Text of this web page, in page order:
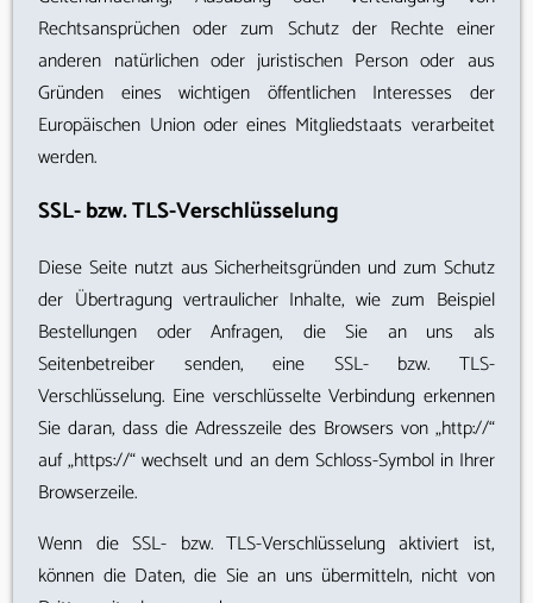
Rechtsansprüchen oder zum Schutz der Rechte einer
anderen natürlichen oder juristischen Person oder aus
Gründen eines wichtigen öffentlichen Interesses der
Europäischen Union oder eines Mitgliedstaats verarbeitet
werden.
SSL- bzw. TLS-Verschlüsselung
Diese Seite nutzt aus Sicherheitsgründen und zum Schutz
der Übertragung vertraulicher Inhalte, wie zum Beispiel
Bestellungen oder Anfragen, die Sie an uns als
Seitenbetreiber senden, eine SSL- bzw. TLS-
Verschlüsselung. Eine verschlüsselte Verbindung erkennen
Sie daran, dass die Adresszeile des Browsers von „http://“
auf „https://“ wechselt und an dem Schloss-Symbol in Ihrer
Browserzeile.
Wenn die SSL- bzw. TLS-Verschlüsselung aktiviert ist,
können die Daten, die Sie an uns übermitteln, nicht von